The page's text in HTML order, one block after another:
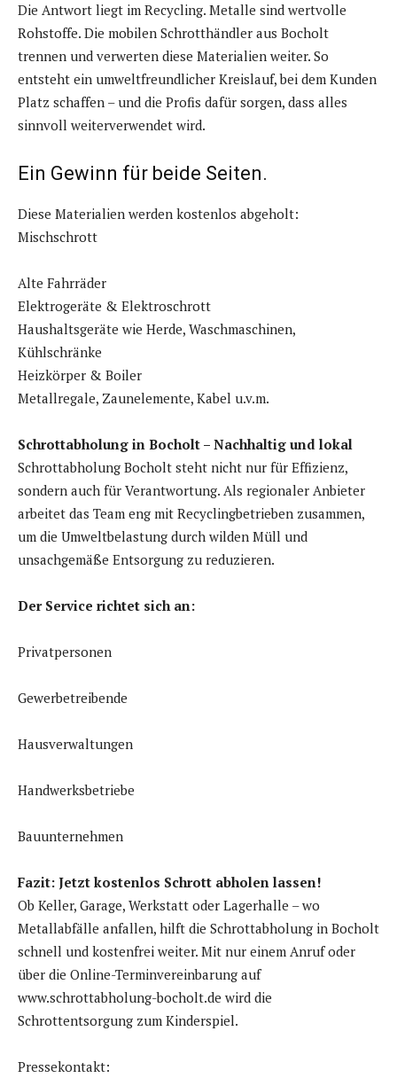
Die Antwort liegt im Recycling. Metalle sind wertvolle
Rohstoffe. Die mobilen Schrotthändler aus Bocholt
trennen und verwerten diese Materialien weiter. So
entsteht ein umweltfreundlicher Kreislauf, bei dem Kunden
Platz schaffen – und die Profis dafür sorgen, dass alles
sinnvoll weiterverwendet wird.
Ein Gewinn für beide Seiten.
Diese Materialien werden kostenlos abgeholt:
Mischschrott
Alte Fahrräder
Elektrogeräte & Elektroschrott
Haushaltsgeräte wie Herde, Waschmaschinen,
Kühlschränke
Heizkörper & Boiler
Metallregale, Zaunelemente, Kabel u.v.m.
Schrottabholung in Bocholt – Nachhaltig und lokal
Schrottabholung Bocholt steht nicht nur für Effizienz,
sondern auch für Verantwortung. Als regionaler Anbieter
arbeitet das Team eng mit Recyclingbetrieben zusammen,
um die Umweltbelastung durch wilden Müll und
unsachgemäße Entsorgung zu reduzieren.
Der Service richtet sich an:
Privatpersonen
Gewerbetreibende
Hausverwaltungen
Handwerksbetriebe
Bauunternehmen
Fazit: Jetzt kostenlos Schrott abholen lassen!
Ob Keller, Garage, Werkstatt oder Lagerhalle – wo
Metallabfälle anfallen, hilft die Schrottabholung in Bocholt
schnell und kostenfrei weiter. Mit nur einem Anruf oder
über die Online-Terminvereinbarung auf
www.schrottabholung-bocholt.de wird die
Schrottentsorgung zum Kinderspiel.
Pressekontakt: